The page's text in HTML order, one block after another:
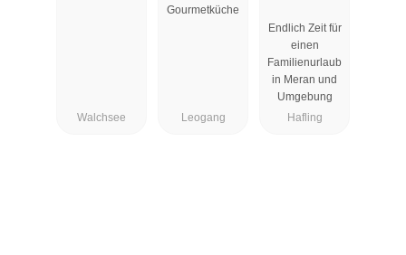
Walchsee
Gourmetküche
Leogang
Endlich Zeit für
einen
Familienurlaub
in Meran und
Umgebung
Hafling